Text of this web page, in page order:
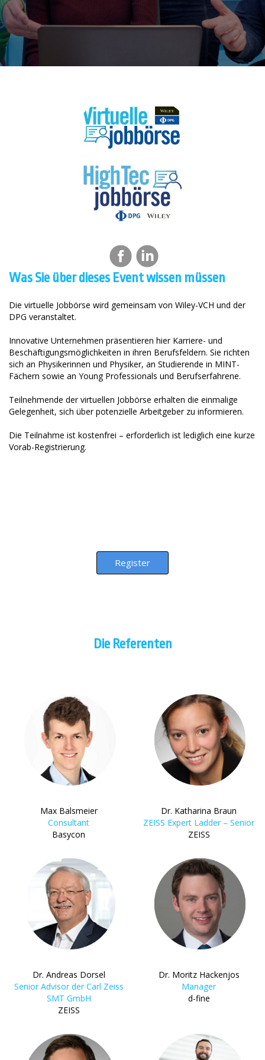
Was Sie über dieses Event wissen müssen
Die virtuelle Jobbörse wird gemeinsam von Wiley-VCH und der
DPG veranstaltet.
Innovative Unternehmen präsentieren hier Karriere- und
Beschäftigungsmöglichkeiten in ihren Berufsfeldern. Sie richten
sich an Physikerinnen und Physiker, an Studierende in MINT-
Fächern sowie an Young Professionals und Berufserfahrene.
Teilnehmende der virtuellen Jobbörse erhalten die einmalige
Gelegenheit, sich über potenzielle Arbeitgeber zu informieren.
Die Teilnahme ist kostenfrei – erforderlich ist lediglich eine kurze
Vorab-Registrierung.
Register
Die Referenten
Max Balsmeier
Consultant
Basycon
Dr. Katharina Braun
ZEISS Expert Ladder – Senior
ZEISS
Dr. Andreas Dorsel
Senior Advisor der Carl Zeiss
SMT GmbH
ZEISS
Dr. Moritz Hackenjos
Manager
d-fine